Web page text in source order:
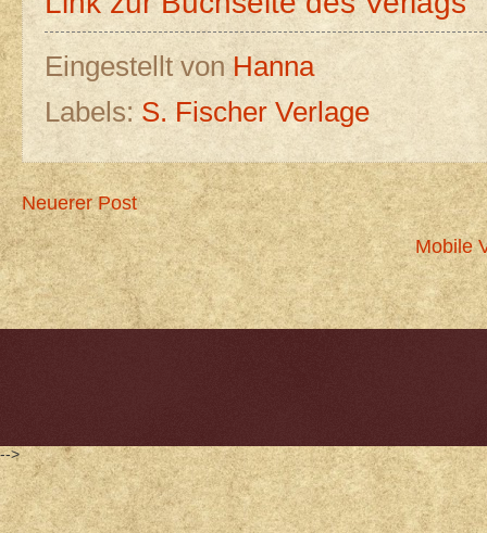
Eingestellt von Hanna
Labels:S. Fischer Verlage
Neuerer Post
Mobile
-->